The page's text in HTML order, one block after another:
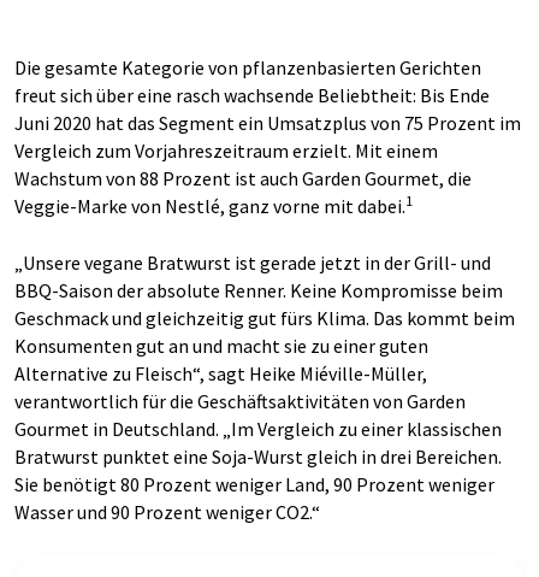
Die gesamte Kategorie von pflanzenbasierten Gerichten
freut sich über eine rasch wachsende Beliebtheit: Bis Ende
Juni 2020 hat das Segment ein Umsatzplus von 75 Prozent im
Vergleich zum Vorjahreszeitraum erzielt. Mit einem
Wachstum von 88 Prozent ist auch Garden Gourmet, die
Veggie-Marke von Nestlé, ganz vorne mit dabei.1
„Unsere vegane Bratwurst ist gerade jetzt in der Grill- und
BBQ-Saison der absolute Renner. Keine Kompromisse beim
Geschmack und gleichzeitig gut fürs Klima. Das kommt beim
Konsumenten gut an und macht sie zu einer guten
Alternative zu Fleisch“, sagt Heike Miéville-Müller,
verantwortlich für die Geschäftsaktivitäten von Garden
Gourmet in Deutschland. „Im Vergleich zu einer klassischen
Bratwurst punktet eine Soja-Wurst gleich in drei Bereichen.
Sie benötigt 80 Prozent weniger Land, 90 Prozent weniger
Wasser und 90 Prozent weniger CO2.“